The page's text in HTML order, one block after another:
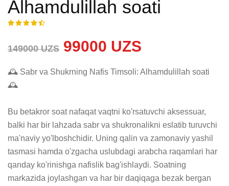
Alhamdulillah soati
149000 UZS 99000 UZS
🕰️ Sabr va Shukrning Nafis Timsoli: Alhamdulillah soati
🕰️
Bu betakror soat nafaqat vaqtni ko'rsatuvchi aksessuar,
balki har bir lahzada sabr va shukronalikni eslatib turuvchi
ma'naviy yo'lboshchidir. Uning qalin va zamonaviy yashil
tasmasi hamda o'zgacha uslubdagi arabcha raqamlari har
qanday ko'rinishga nafislik bag'ishlaydi. Soatning
markazida joylashgan va har bir daqiqaga bezak bergan